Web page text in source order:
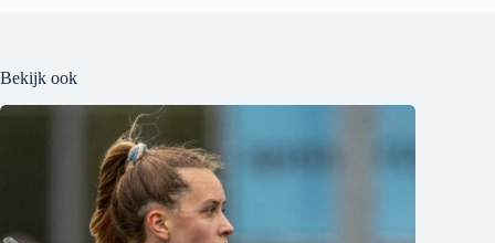
Bekijk ook